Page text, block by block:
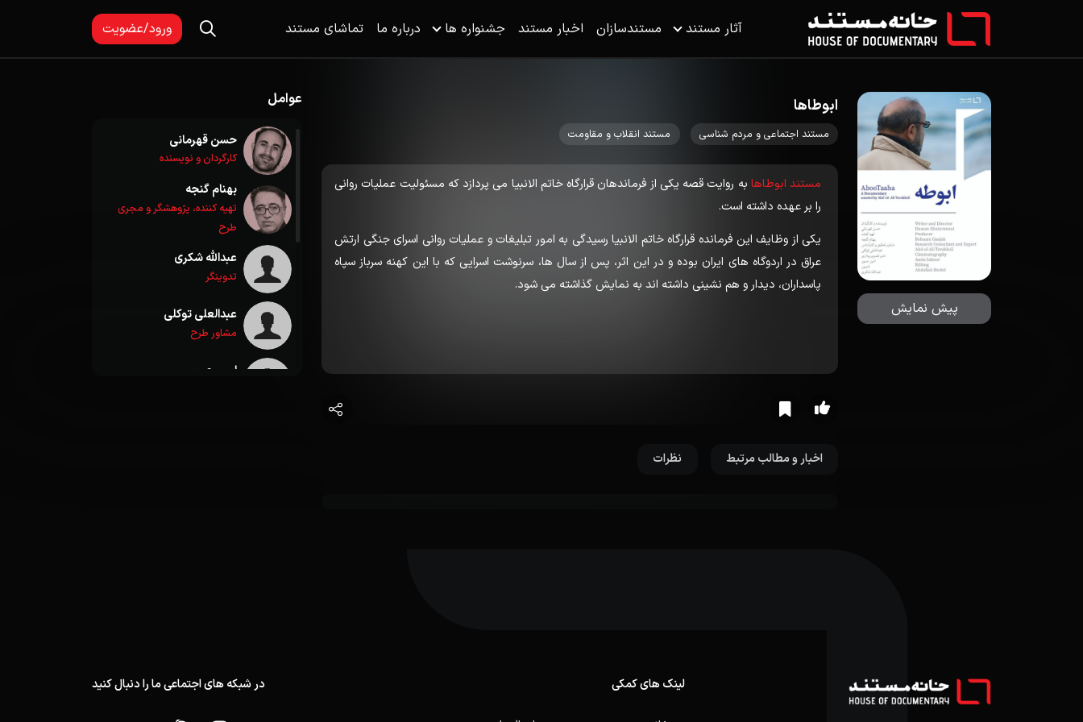
آثار مستند مستندسازان اخبار مستند جشنواره ها درباره ما تماشای مستند ورود/عضویت
پیش نمایش
ابوطاها
مستند اجتماعی و مردم شناسی مستند انقلاب و مقاومت
مستند ابوطاها به روایت قصه یکی از فرماندهان قرارگاه خاتم الانبیا می پردازد که مسئولیت عملیات روانی
را بر عهده داشته است.
یکی از وظایف این فرمانده قرارگاه خاتم الانبیا رسیدگی به امور تبلیغات و عملیات روانی اسرای جنگی ارتش
عراق در اردوگاه های ایران بوده و در این اثر، پس از سال ها، سرنوشت اسرایی که با این کهنه سرباز سپاه
پاسداران، دیدار و هم نشینی داشته اند به نمایش گذاشته می شود.
اخبار و مطالب مرتبط نظرات
عوامل
حسن قهرمانی
کارگردان و نویسنده
بهنام گنجه
تهیه کننده، پژوهشگر و مجری
طرح
عبدالله شکری
تدوینگر
عبدالعلی توکلی
مشاور طرح
امین صبور
لینک های کمکی در شبکه های اجتماعی ما را دنبال کنید